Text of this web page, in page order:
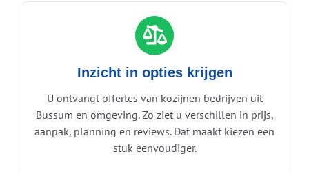
Inzicht in opties krijgen
U ontvangt offertes van kozijnen bedrijven uit
Bussum en omgeving. Zo ziet u verschillen in prijs,
aanpak, planning en reviews. Dat maakt kiezen een
stuk eenvoudiger.